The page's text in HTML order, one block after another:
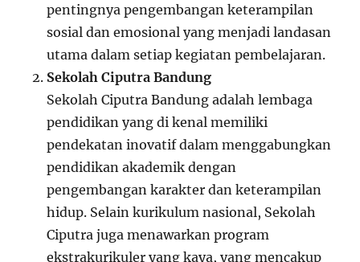
pentingnya pengembangan keterampilan
sosial dan emosional yang menjadi landasan
utama dalam setiap kegiatan pembelajaran.
Sekolah Ciputra Bandung
Sekolah Ciputra Bandung adalah lembaga
pendidikan yang di kenal memiliki
pendekatan inovatif dalam menggabungkan
pendidikan akademik dengan
pengembangan karakter dan keterampilan
hidup. Selain kurikulum nasional, Sekolah
Ciputra juga menawarkan program
ekstrakurikuler yang kaya, yang mencakup